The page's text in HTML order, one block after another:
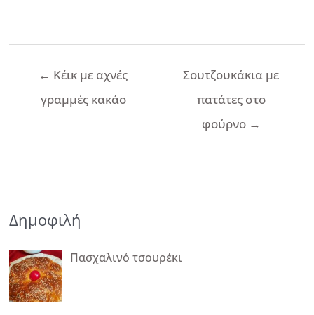
Πλοήγηση
← Κέικ με αχνές
γραμμές κακάο
Σουτζουκάκια με
πατάτες στο
φούρνο →
Δημοφιλή
Πασχαλινό τσουρέκι